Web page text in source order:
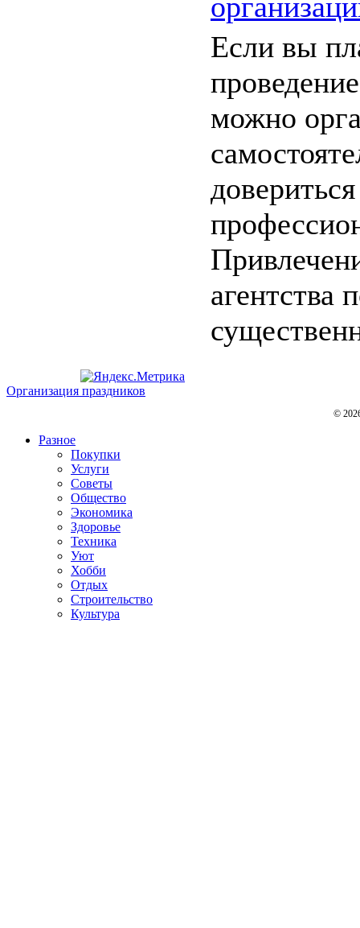
Если вы
можно
довериться
агентства
Организация праздников
©
Разное
Покупки
Услуги
Советы
Общество
Экономика
Здоровье
Техника
Уют
Хобби
Отдых
Строительство
Культура